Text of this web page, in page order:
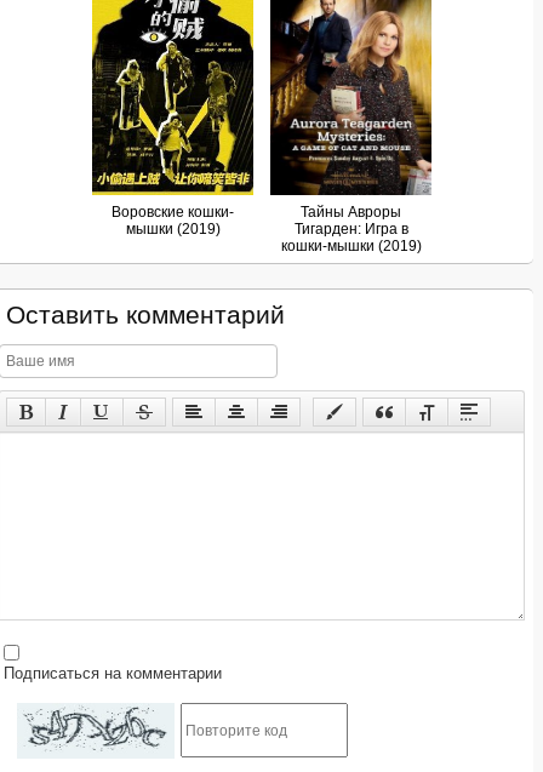
Воровские кошки-
мышки (2019)
Тайны Авроры
Тигарден: Игра в
кошки-мышки (2019)
Оставить комментарий
на комментарии